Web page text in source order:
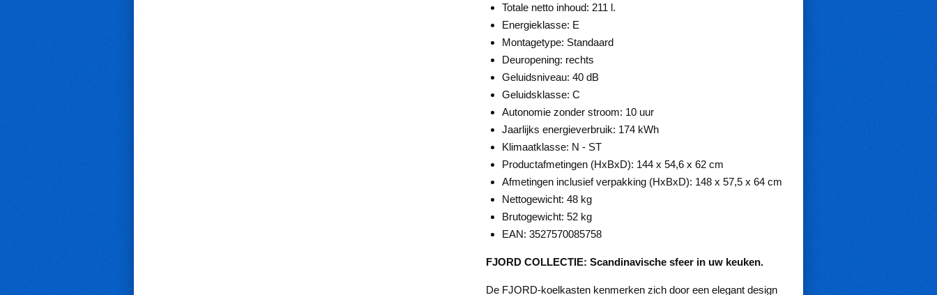
Totale netto inhoud: 211 l.
Energieklasse: E
Montagetype: Standaard
Deuropening: rechts
Geluidsniveau: 40 dB
Geluidsklasse: C
Autonomie zonder stroom: 10 uur
Jaarlijks energieverbruik: 174 kWh
Klimaatklasse: N - ST
Productafmetingen (HxBxD): 144 x 54,6 x 62 cm
Afmetingen inclusief verpakking (HxBxD): 148 x 57,5 ​​x 64 cm
Nettogewicht: 48 kg
Brutogewicht: 52 kg
EAN: 3527570085758
FJORD COLLECTIE: Scandinavische sfeer in uw keuken.
De FJORD-koelkasten kenmerken zich door een elegant design